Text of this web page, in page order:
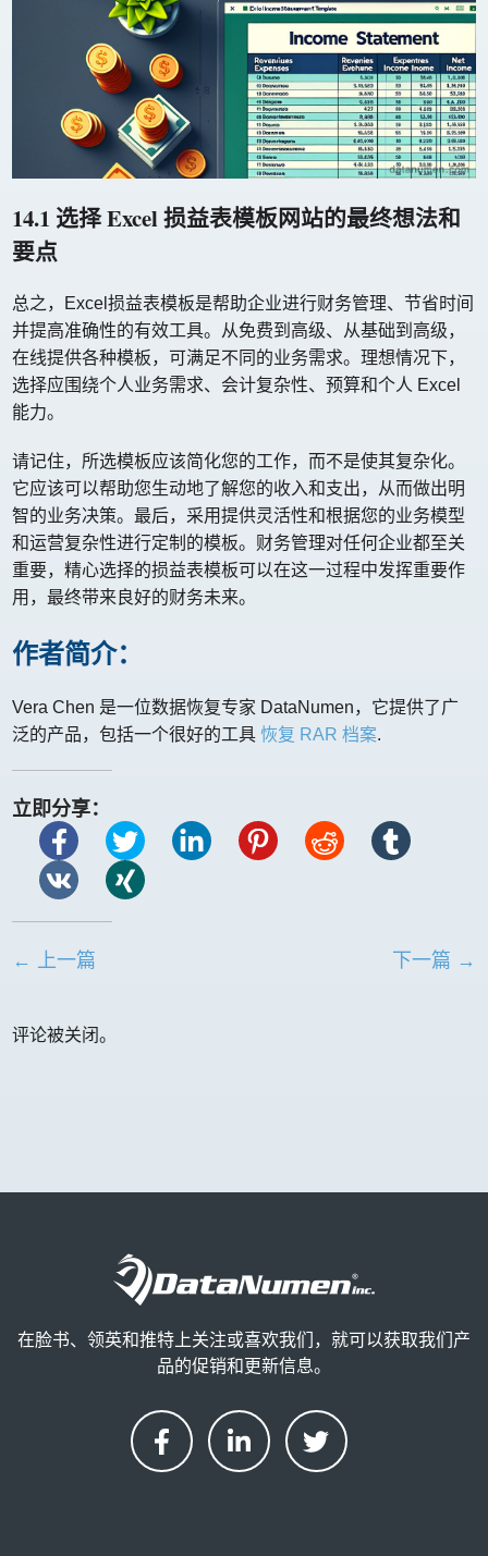
14.1 选择 Excel 损益表模板网站的最终想法和
要点
总之，Excel损益表模板是帮助企业进行财务管理、节省时间
并提高准确性的有效工具。从免费到高级、从基础到高级，
在线提供各种模板，可满足不同的业务需求。理想情况下，
选择应围绕个人业务需求、会计复杂性、预算和个人 Excel
能力。
请记住，所选模板应该简化您的工作，而不是使其复杂化。
它应该可以帮助您生动地了解您的收入和支出，从而做出明
智的业务决策。最后，采用提供灵活性和根据您的业务模型
和运营复杂性进行定制的模板。财务管理对任何企业都至关
重要，精心选择的损益表模板可以在这一过程中发挥重要作
用，最终带来良好的财务未来。
作者简介：
Vera Chen 是一位数据恢复专家 DataNumen，它提供了广
泛的产品，包括一个很好的工具恢复 RAR 档案.
立即分享：
← 上一篇 下一篇 →
评论被关闭。
在脸书、领英和推特上关注或喜欢我们，就可以获取我们产
品的促销和更新信息。